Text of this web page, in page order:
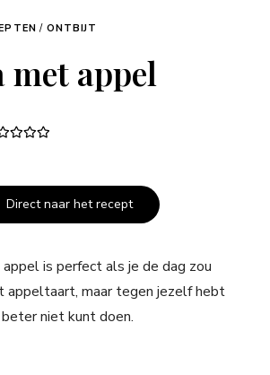
/ ONTBIJT
met appel
Direct naar het recept
is perfect als je de dag zou
maar tegen jezelf hebt
niet kunt doen.